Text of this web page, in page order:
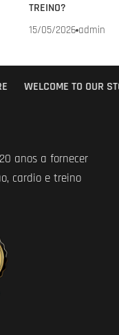
TREINO?
15/05/2026 admin
WELCOME TO OUR
anos a fornecer
cardio e treino